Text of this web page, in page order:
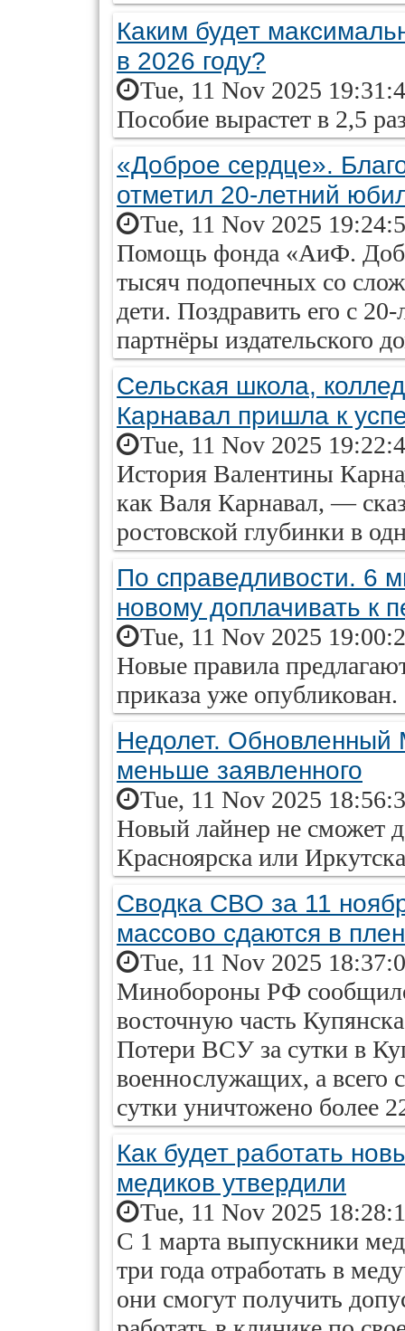
Каким будет
в 2026 году?
Tue, 11 Nov 2025
Пособие вырастет в 2,5
«Доброе сердце».
отметил 20-летний
Tue, 11 Nov 2025
Помощь фонда «АиФ.
тысяч подопечных со
дети. Поздравить его с
партнёры издательского
Сельская школа,
Карнавал пришла к
Tue, 11 Nov 2025
История Валентины
как Валя Карнавал, —
ростовской глубинки в
По справедливости. 6
новому доплачивать к
Tue, 11 Nov 2025
Новые правила
приказа уже опубликован.
Недолет. Обновленный
меньше заявленного
Tue, 11 Nov 2025
Новый лайнер не сможет
Красноярска или
Сводка СВО за 11
массово сдаются в плен
Tue, 11 Nov 2025
​Минобороны РФ
восточную часть
Потери ВСУ за сутки в
военнослужащих, а всего
сутки уничтожено более
Как будет работать
медиков утвердили
Tue, 11 Nov 2025
С 1 марта выпускники
три года отработать в
они смогут получить